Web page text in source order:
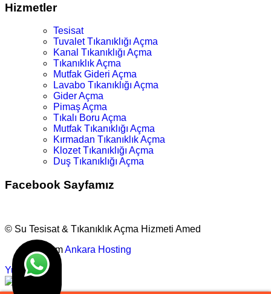
Hizmetler
Tesisat
Tuvalet Tıkanıklığı Açma
Kanal Tıkanıklığı Açma
Tıkanıklık Açma
Mutfak Gideri Açma
Lavabo Tıkanıklığı Açma
Gider Açma
Pimaş Açma
Tıkalı Boru Açma
Mutfak Tıkanıklığı Açma
Kırmadan Tıkanıklık Açma
Klozet Tıkanıklığı Açma
Duş Tıkanıklığı Açma
Facebook Sayfamız
© Su Tesisat & Tıkanıklık Açma Hizmeti Amed
TasarımAnkara Hosting
Yukarı